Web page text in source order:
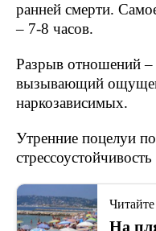
ранней смерти.
– 7-8 часов.
Разрыв отношений –
вызывающий
наркозависимых.
Утренние поцелуи
На